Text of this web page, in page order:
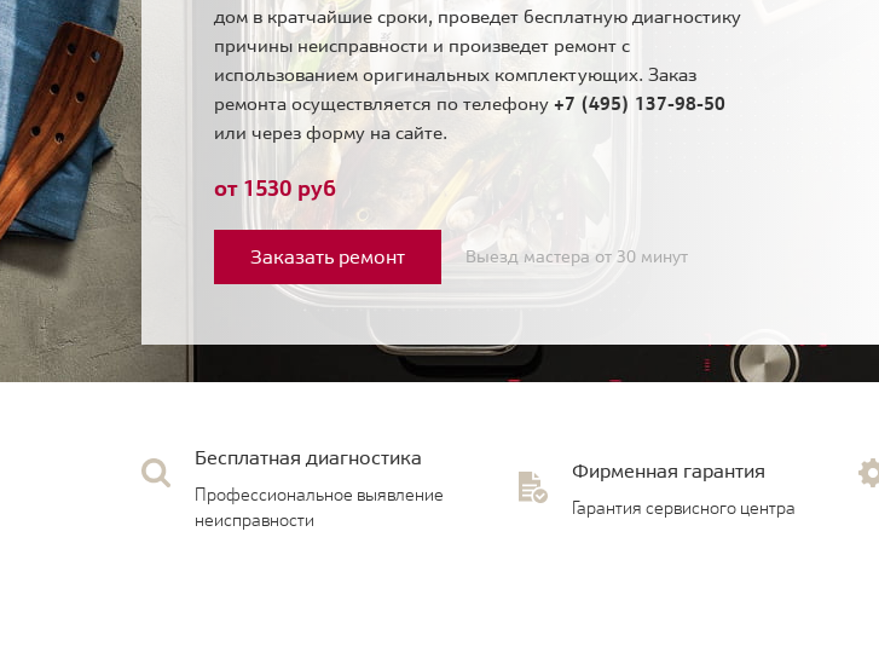
дом в кратчайшие сроки, проведет бесплатную диагностику
причины неисправности и произведет ремонт с
использованием оригинальных комплектующих. Заказ
ремонта осуществляется по телефону +7 (495) 137-98-50
или через форму на сайте.
от 1530 руб
Заказать ремонт Выезд мастера от 30 минут
Бесплатная диагностика
Профессиональное выявление
неисправности
Фирменная гарантия
Гарантия сервисного центра